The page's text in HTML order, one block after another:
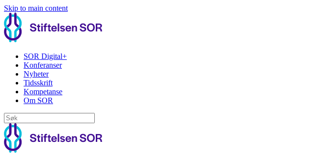
Skip to main content
SOR Digital+
Konferanser
Nyheter
Tidsskrift
Kompetanse
Om SOR